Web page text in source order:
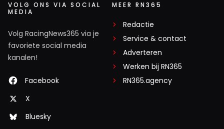
VOLG ONS VIA SOCIAL
MEDIA
Volg RacingNews365 via je
favoriete social media
kanalen!
Facebook
X
Bluesky
MEER RN365
Redactie
Service & contact
Adverteren
Werken bij RN365
RN365.agency